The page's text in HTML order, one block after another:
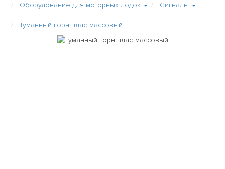
Оборудование для моторных лодок Сигналы
Туманный горн пластмассовый